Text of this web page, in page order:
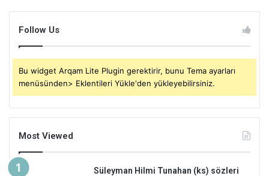
Follow Us
Bu widget Arqam Lite Plugin gerektirir, bunu Tema ayarları
menüsünden> Eklentileri Yükle'den yükleyebilirsiniz.
Most Viewed
Süleyman Hilmi Tunahan (ks) sözleri